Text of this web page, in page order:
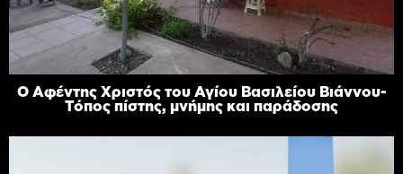
Ο Αφέντης Χριστός του Αγίου Βασιλείου Βιάννου-
Τόπος πίστης, μνήμης και παράδοσης